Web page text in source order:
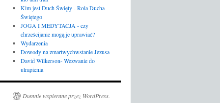
Kim jest Duch Święty - Rola Ducha
Świętego
JOGA I MEDYTACJA - czy
chrześcijanie mogą je uprawiać?
Wydarzenia
Dowody na zmartwychwstanie Jezusa
David Wilkerson- Wezwanie do
utrapienia
Dumnie wspierane przez WordPress.